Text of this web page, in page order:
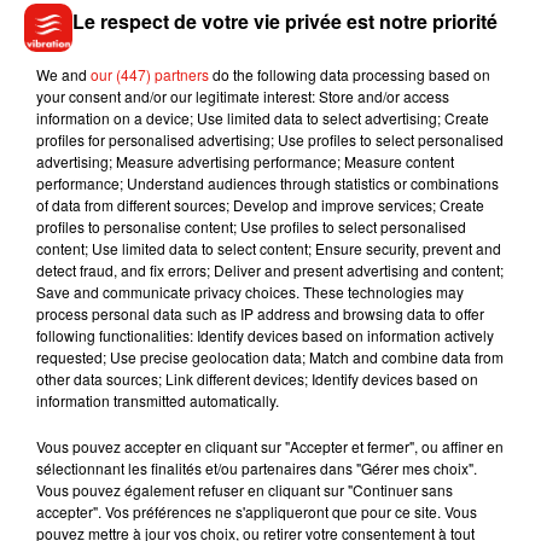
Botanica.
2021 à l’occasion de la 5ème édition des Printemps de Terra,
grand marché aux plantes. L’ouverture officielle des 18
hectares du parc aura lieu quant à elle le week-end suivant,
le samedi 3 avril 2021.
Musique
Benny Blanco invite Selena Gomez et
Becky G sur son nouveau single
Le respect de votre vie privée est notre priorité
We and our (447) partnersdo the following data processing based on
your consent and/or our legitimate interest: Store and/or access
information on a device; Use limited data to select advertising; Create
profiles for personalised advertising; Use profiles to select personalised
advertising; Measure advertising performance; Measure content
performance; Understand audiences through statistics or combinations
of data from different sources; Develop and improve services; Create
profiles to personalise content; Use profiles to select personalised
content; Use limited data to select content; Ensure security, prevent and
detect fraud, and fix errors; Deliver and present advertising and content;
Save and communicate privacy choices. These technologies may
process personal data such as IP address and browsing data to offer
following functionalities: Identify devices based on information actively
requested; Use precise geolocation data; Match and combine data from
other data sources; Link different devices; Identify devices based on
information transmitted automatically.
Vous pouvez accepter en cliquant sur "Accepter et fermer", ou affiner en
sélectionnant les finalités et/ou partenaires dans "Gérer mes choix".
Vous pouvez également refuser en cliquant sur "Continuer sans
accepter". Vos préférences ne s'appliqueront que pour ce site. Vous
pouvez mettre à jour vos choix, ou retirer votre consentement à tout